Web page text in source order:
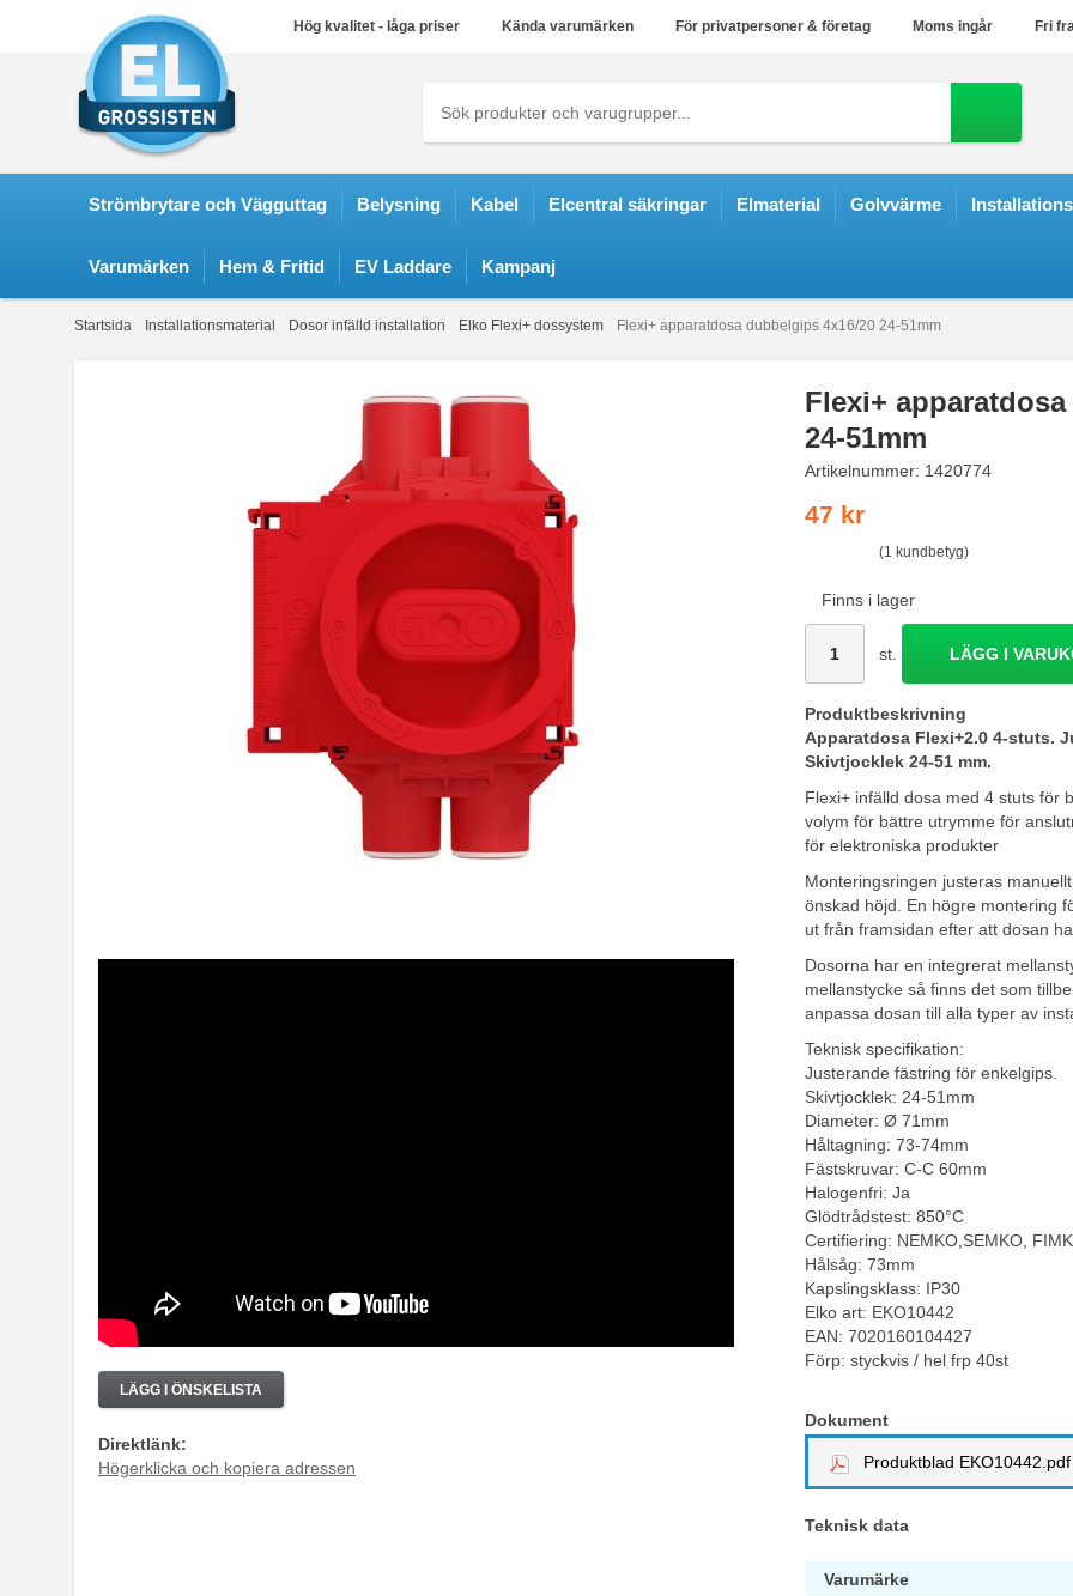
Hög kvalitet - låga priser Kända varumärken För privatpersoner & företag Moms ingår Fri
Strömbrytare och Vägguttag Belysning Kabel Elcentral säkringar Elmaterial Golvvärme
Varumärken Hem & Fritid EV Laddare Kampanj
Startsida Installationsmaterial Dosor infälld installation Elko Flexi+ dossystem Flexi+ apparatdosa dubbelgips 4x16/20 24-51mm
Flexi+
24-51mm
Artikelnummer: 1420774
47 kr
(1 kundbetyg)
Finns i lager
st. LÄGG I
Produktbeskrivning
Apparatdosa Flexi+2.0 4-stuts.
Skivtjocklek 24-51 mm.
Flexi+ infälld dosa med 4 stuts för
volym för bättre utrymme för
för elektroniska produkter
Monteringsringen justeras
önskad höjd. En högre montering
ut från framsidan efter att dosan
Dosorna har en integrerat
mellanstycke så finns det som
anpassa dosan till alla typer av
Teknisk specifikation:
Justerande fästring för enkelgips.
Skivtjocklek: 24-51mm
Diameter: Ø 71mm
Håltagning: 73-74mm
Fästskruvar: C-C 60mm
Halogenfri: Ja
Glödtrådstest: 850°C
Certifiering: NEMKO,SEMKO,
Hålsåg: 73mm
Kapslingsklass: IP30
Elko art: EKO10442
EAN: 7020160104427
Förp: styckvis / hel frp 40st
Dokument
Produktblad EKO10442.pdf
Teknisk data
Varumärke
LÄGG I ÖNSKELISTA
Direktlänk:
Högerklicka och kopiera adressen